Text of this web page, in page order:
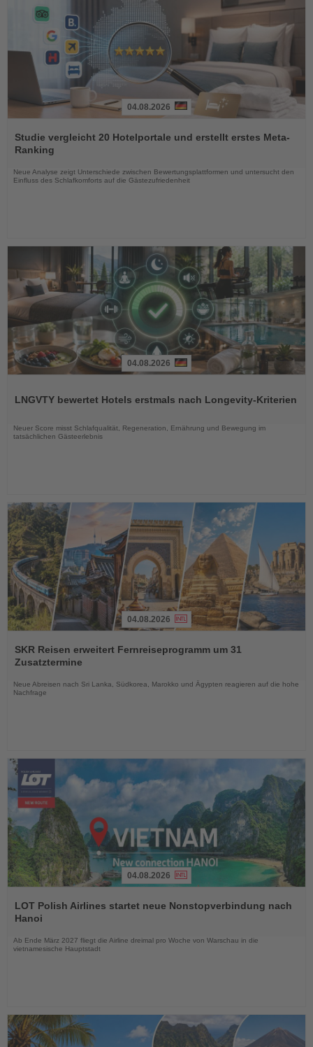
Sie
die
Nachrichten
04.08.2026
Studie vergleicht 20 Hotelportale und erstellt erstes Meta-
Ranking
Neue Analyse zeigt Unterschiede zwischen Bewertungsplattformen und untersucht den
Einfluss des Schlafkomforts auf die Gästezufriedenheit
die
04.08.2026
LNGVTY bewertet Hotels erstmals nach Longevity-Kriterien
Neuer Score misst Schlafqualität, Regeneration, Ernährung und Bewegung im
tatsächlichen Gästeerlebnis
Sie
die
04.08.2026
SKR Reisen erweitert Fernreiseprogramm um 31
Zusatztermine
Neue Abreisen nach Sri Lanka, Südkorea, Marokko und Ägypten reagieren auf die hohe
Nachfrage
Sie
die
04.08.2026
LOT Polish Airlines startet neue Nonstopverbindung nach
Hanoi
Ab Ende März 2027 fliegt die Airline dreimal pro Woche von Warschau in die
vietnamesische Hauptstadt